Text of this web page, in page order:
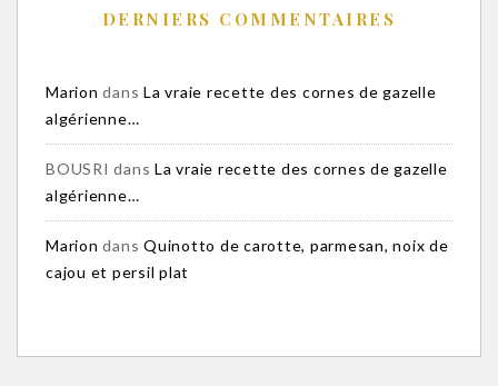
DERNIERS COMMENTAIRES
Marion dans La vraie recette des cornes de gazelle
algérienne…
BOUSRI dans La vraie recette des cornes de gazelle
algérienne…
Marion dans Quinotto de carotte, parmesan, noix de
cajou et persil plat